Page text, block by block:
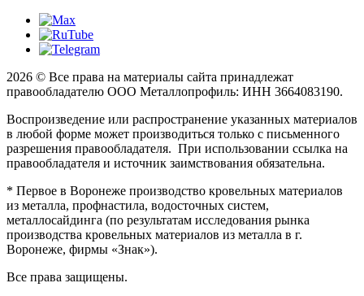
2026 © Все права на материалы сайта принадлежат
правообладателю ООО Металлопрофиль: ИНН 3664083190.
Воспроизведение или распространение указанных материалов
в любой форме может производиться только с письменного
разрешения правообладателя. При использовании ссылка на
правообладателя и источник заимствования обязательна.
* Первое в Воронеже производство кровельных материалов
из металла, профнастила, водосточных систем,
металлосайдинга (по результатам исследования рынка
производства кровельных материалов из металла в г.
Воронеже, фирмы «Знак»).
Все права защищены.